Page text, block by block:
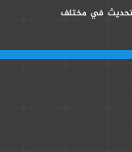
في مختلف